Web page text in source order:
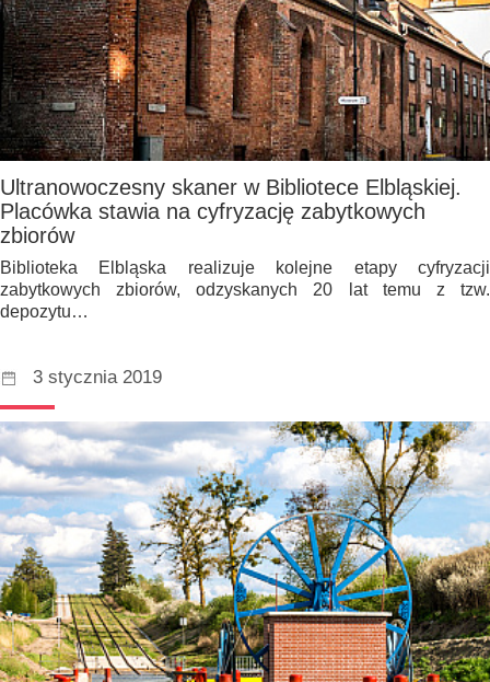
Ultranowoczesny skaner w Bibliotece Elbląskiej.
Placówka stawia na cyfryzację zabytkowych
zbiorów
Biblioteka Elbląska realizuje kolejne etapy cyfryzacji
zabytkowych zbiorów, odzyskanych 20 lat temu z tzw.
depozytu…
3 stycznia 2019